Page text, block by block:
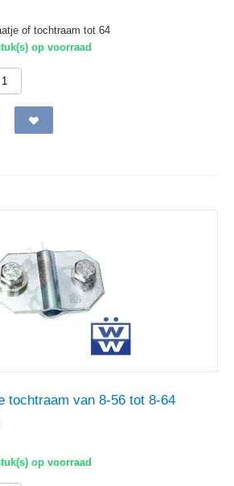
of tochtraam tot 64
op voorraad
tochtraam van 8-56 tot 8-64
op voorraad